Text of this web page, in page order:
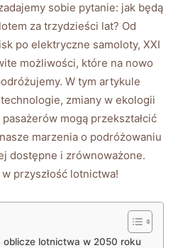
sobie pytanie: jak będą
za trzydzieści lat? Od
po elektryczne samoloty, XXI
możliwości, które na nowo
W tym artykule
zmiany w ekologii
mogą przekształcić
marzenia o podróżowaniu
dostępne i zrównoważone.
przyszłość lotnictwa!
oblicze lotnictwa w 2050 roku